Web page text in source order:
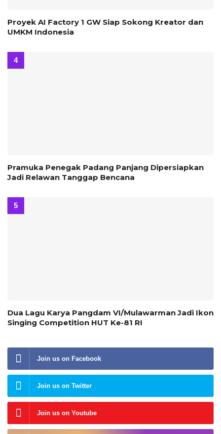
Proyek AI Factory 1 GW Siap Sokong Kreator dan
UMKM Indonesia
Pramuka Penegak Padang Panjang Dipersiapkan
Jadi Relawan Tanggap Bencana
Dua Lagu Karya Pangdam VI/Mulawarman Jadi Ikon
Singing Competition HUT Ke-81 RI
Join us on Facebook
Join us on Twitter
Join us on Youtube